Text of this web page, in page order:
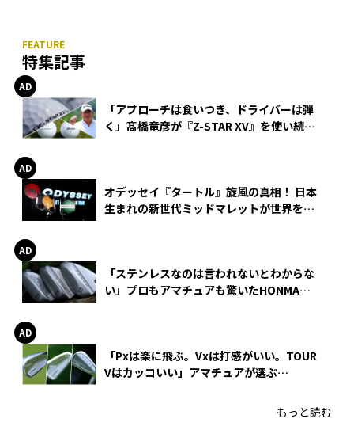
特集記事
「アプローチは食いつき、ドライバーは弾
く」髙橋竜彦が『Z-STAR XV』を使い続け
オデッセイ『タートル』旋風の真相！ 日本
生まれの新世代ミッドマレットが世界を席
「ステンレスなのは言われないとわからな
い」プロもアマチュアも驚いたHONMA
「Pxは楽に飛ぶ。Vxは打感がいい。TOUR
Vはカッコいい」アマチュアが選ぶ
もっと読む